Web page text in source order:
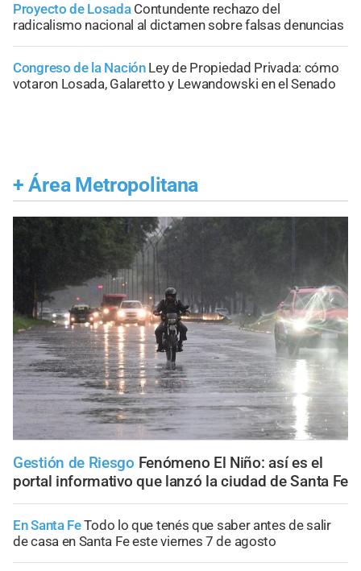
Proyecto de Losada Contundente rechazo del
radicalismo nacional al dictamen sobre falsas denuncias
Congreso de la Nación Ley de Propiedad Privada: cómo
votaron Losada, Galaretto y Lewandowski en el Senado
+ Área Metropolitana
Gestión de Riesgo Fenómeno El Niño: así es el
portal informativo que lanzó la ciudad de Santa Fe
En Santa FeTodo lo que tenés que saber antes de salir
de casa en Santa Fe este viernes 7 de agosto